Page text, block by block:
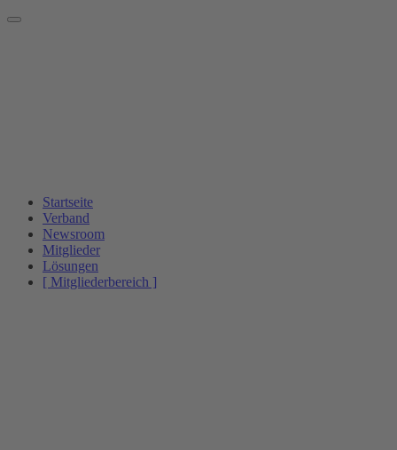
Startseite
Verband
Newsroom
Mitglieder
Lösungen
[ Mitgliederbereich ]